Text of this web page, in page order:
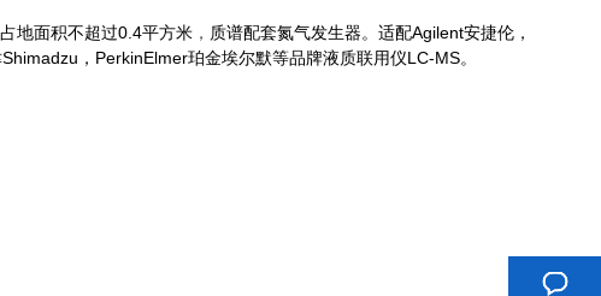
地面积不超过0.4平方米 ， 质谱配套氮气发生器。适配Agilent安捷伦，
，PerkinElmer珀金埃尔默等品牌液质联用仪LC-MS。